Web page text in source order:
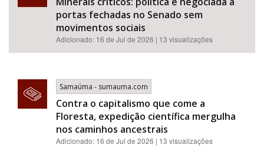
portas fechadas no Senado sem
movimentos sociais
Adicionado: 16 de Jul de 2026 | 13 visualizações
Samaúma - sumauma.com
Contra o capitalismo que come a
Floresta, expedição científica mergulha
nos caminhos ancestrais
Adicionado: 16 de Jul de 2026 | 13 visualizações